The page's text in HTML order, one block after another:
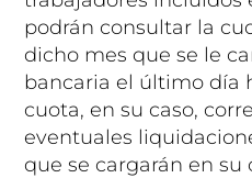
podrán consultar la
dicho mes que se le
bancaria el último día
cuota, en su caso,
eventuales
que se cargarán en